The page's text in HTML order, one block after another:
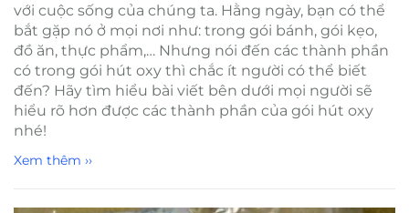
với cuộc sống của chúng ta. Hằng ngày, bạn có thể
bắt gặp nó ở mọi nơi như: trong gói bánh, gói kẹo,
đồ ăn, thực phẩm,… Nhưng nói đến các thành phần
có trong gói hút oxy thì chắc ít người có thể biết
đến? Hãy tìm hiểu bài viết bên dưới mọi người sẽ
hiểu rõ hơn được các thành phần của gói hút oxy
nhé!
Xem thêm ››